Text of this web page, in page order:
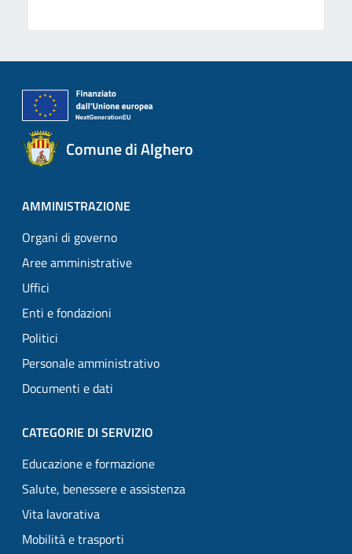
Comune di Alghero
AMMINISTRAZIONE
Organi di governo
Aree amministrative
Uffici
Enti e fondazioni
Politici
Personale amministrativo
Documenti e dati
CATEGORIE DI SERVIZIO
Educazione e formazione
Salute, benessere e assistenza
Vita lavorativa
Mobilità e trasporti